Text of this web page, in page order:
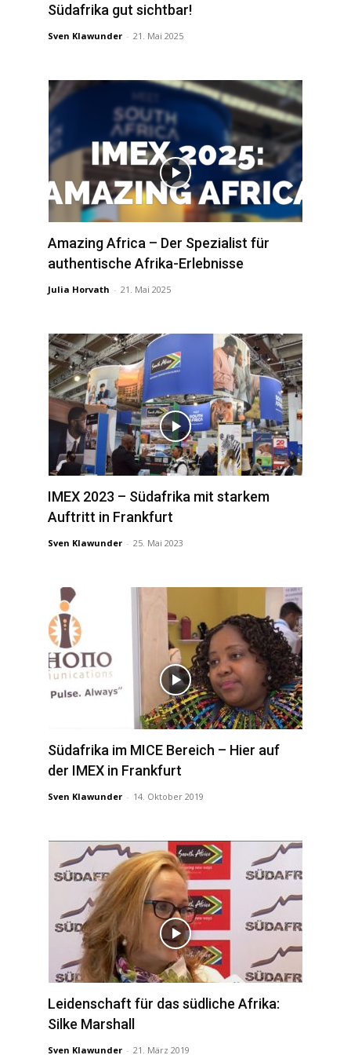
Südafrika gut sichtbar!
Sven Klawunder - 21. Mai 2025
Amazing Africa – Der Spezialist für
authentische Afrika-Erlebnisse
Julia Horvath - 21. Mai 2025
IMEX 2023 – Südafrika mit starkem
Auftritt in Frankfurt
Sven Klawunder - 25. Mai 2023
Südafrika im MICE Bereich – Hier auf
der IMEX in Frankfurt
Sven Klawunder - 14. Oktober 2019
Leidenschaft für das südliche Afrika:
Silke Marshall
Sven Klawunder - 21. März 2019